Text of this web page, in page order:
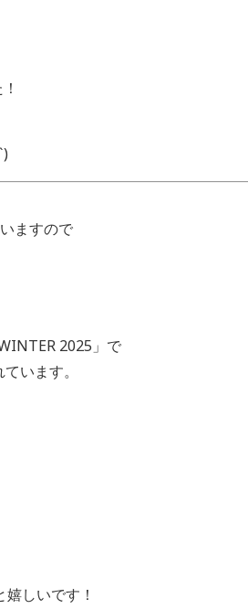
ますので
2025」で
います。
しいです！